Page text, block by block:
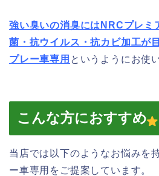
強い臭いの消臭にはNRCプレミ
菌・抗ウイルス・抗カビ加工が
プレー車専用 というようにお使
こんな方におすすめ
当店では以下のようなお悩みを
ー車専用をご提案しています。